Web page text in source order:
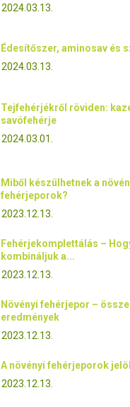
2024.03.13.
Édesítőszer, aminosav és
2024.03.13.
Tejfehérjékről röviden:
savófehérje
2024.03.01.
Miből készülhetnek a
fehérjeporok?
2023.12.13.
Fehérjekomplettálás –
kombináljuk a...
2023.12.13.
Növényi fehérjepor –
eredmények
2023.12.13.
A növényi fehérjeporok
2023.12.13.